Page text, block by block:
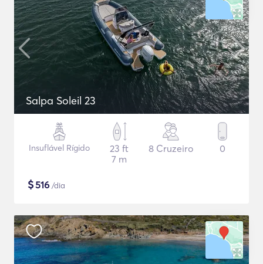
Salpa Soleil 23
Insuflável Rígido
23 ft
7 m
8 Cruzeiro 0
$516 /dia